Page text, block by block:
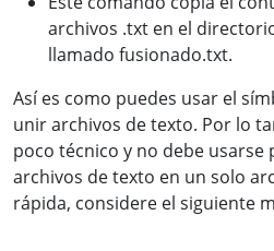
archivos .txt en el
llamado fusionado.txt.
Así es como puedes usar el
unir archivos de texto. Por lo
poco técnico y no debe
archivos de texto en un solo
rápida, considere el siguiente